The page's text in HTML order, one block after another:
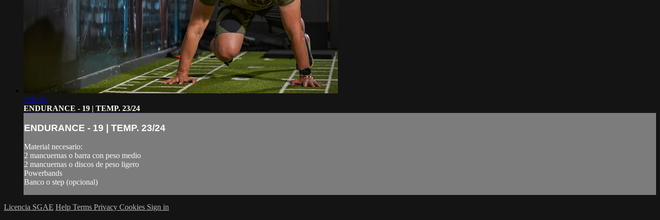
1:01:31
ENDURANCE - 19 | TEMP. 23/24
ENDURANCE - 19 | TEMP. 23/24
Material necesario:
2 mancuernas o barra con peso medio
2 mancuernas o discos de peso ligero
Powerbands
Banco o step (opcional)
Licencia SGAE Help Terms Privacy Cookies Sign in